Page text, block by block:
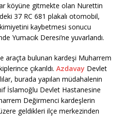
köyüne gitmekte olan Nurettin
37 RC 681 plakalı otomobil,
kaybetmesi sonucu
Yumacık Deresi’ne yuvarlandı.
araçta bulunan kardeşi Muharrem
çıkarıldı. Azdavay Devlet
burada yapılan müdahalenin
İslamoğlu Devlet Hastanesine
Değirmenci kardeşlerin
geldikleri ilçe merkezinden